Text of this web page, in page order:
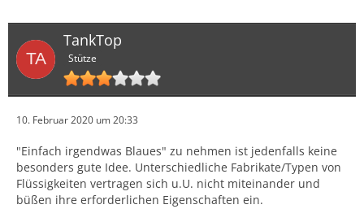
TankTop
Stütze
10. Februar 2020 um 20:33
"Einfach irgendwas Blaues" zu nehmen ist jedenfalls keine
besonders gute Idee. Unterschiedliche Fabrikate/Typen von
Flüssigkeiten vertragen sich u.U. nicht miteinander und
büßen ihre erforderlichen Eigenschaften ein.